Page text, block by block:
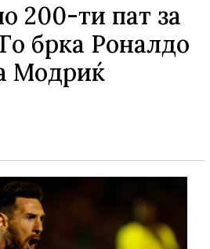
200-ти пат за
брка Роналдо
Модриќ